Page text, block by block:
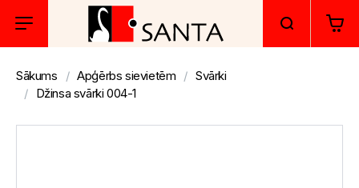
Sākums Apģērbs sievietēm
Svārki
Džinsa svārki 004-1